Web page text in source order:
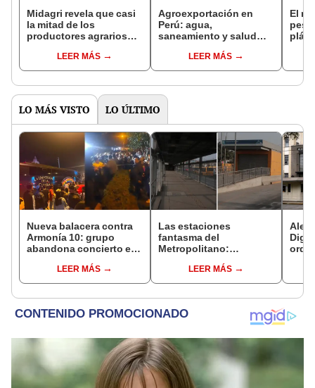
Midagri revela que casi
la mitad de los
productores agrarios
12 agricultoras por
contribuir a la seguridad
LEER MÁS
Agroexportación en
Perú: agua,
saneamiento y salud
principales desafíos del
campo
LEER MÁS
El
LO MÁS VISTO LO ÚLTIMO
Nueva balacera contra
Armonía 10: grupo
abandona concierto en
en pleno show
LEER MÁS
Las estaciones
fantasma del
Metropolitano:
inconclusa por falta de
buses y una adenda
LEER MÁS